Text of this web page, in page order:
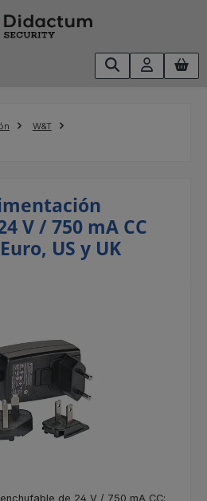
W&T
V / 750 mA CC
US y UK
de 24 V / 750 mA CC: